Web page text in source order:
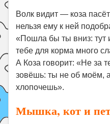
Волк видит — коза
нельзя ему к ней
«Пошла бы ты вниз: тут
тебе для корма много
А Коза говорит: «Не за
зовёшь: ты не об моём,
хлопочешь».
Мышка, кот и